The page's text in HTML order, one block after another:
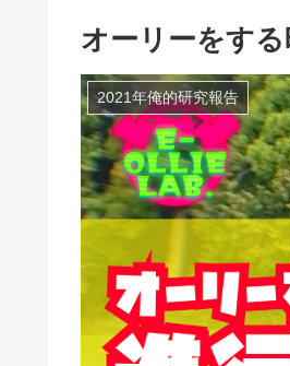
オーリーをする
2021年俺的研究報告